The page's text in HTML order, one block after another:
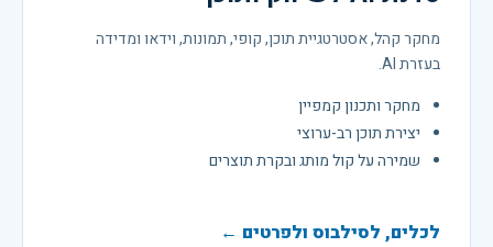
מחקר קהל, אסטרטגיית תוכן, קופי, תמונות, וידאו ומדידה
בעזרת AI.
מחקר ותכנון קמפיין
יצירת תוכן רב-ערוצי
שמירה על קול מותג ובקרת תוצרים
לכלים, לסילבוס ולפרטים ←